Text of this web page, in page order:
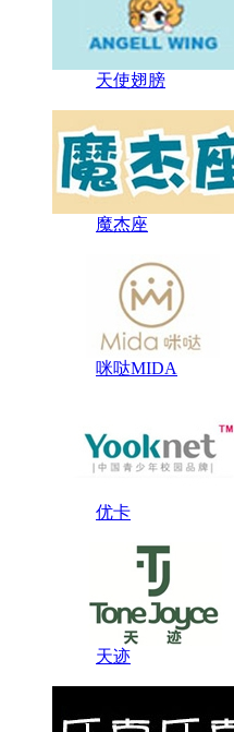
天使翅膀
魔杰座
咪哒MIDA
优卡
天迹